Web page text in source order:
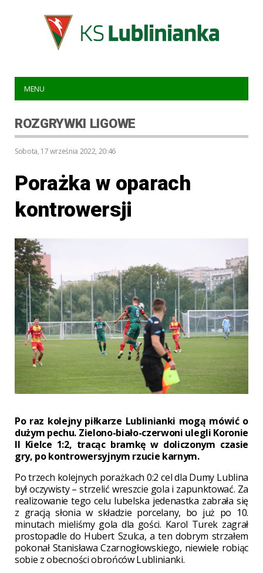
MENU
ROZGRYWKI LIGOWE
sobota, 17 września 2022, 20:46
Porażka w oparach
kontrowersji
Po raz kolejny piłkarze Lublinianki mogą mówić o
dużym pechu. Zielono-biało-czerwoni ulegli Koronie
II Kielce 1:2, tracąc bramkę w doliczonym czasie
gry, po kontrowersyjnym rzucie karnym.
Po trzech kolejnych porażkach 0:2 cel dla Dumy Lublina
był oczywisty – strzelić wreszcie gola i zapunktować. Za
realizowanie tego celu lubelska jedenastka zabrała się
z gracją słonia w składzie porcelany, bo już po 10.
minutach mieliśmy gola dla gości. Karol Turek zagrał
prostopadle do Hubert Szulca, a ten dobrym strzałem
pokonał Stanisława Czarnogłowskiego, niewiele robiąc
sobie z obecności obrońców Lublinianki.